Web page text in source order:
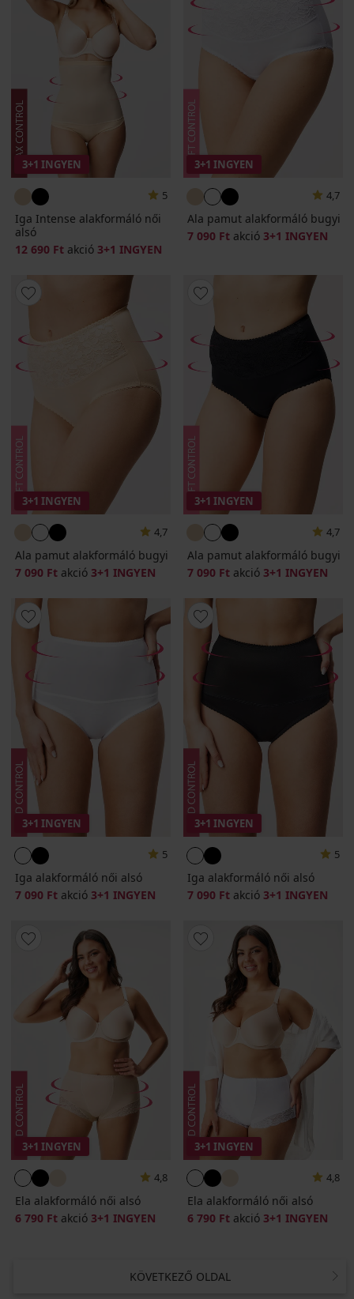
3+1 INGYEN
5
Iga Intense alakformáló női
alsó
12 690 Ft akció 3+1 INGYEN
3+1 INGYEN
4,7
Ala pamut alakformáló bugyi
7 090 Ft akció 3+1 INGYEN
3+1 INGYEN
4,7
Ala pamut alakformáló bugyi
7 090 Ft akció 3+1 INGYEN
3+1 INGYEN
4,7
Ala pamut alakformáló bugyi
7 090 Ft akció 3+1 INGYEN
3+1 INGYEN
5
Iga alakformáló női alsó
7 090 Ft akció 3+1 INGYEN
3+1 INGYEN
5
Iga alakformáló női alsó
7 090 Ft akció 3+1 INGYEN
3+1 INGYEN
4,8
Ela alakformáló női alsó
6 790 Ft akció 3+1 INGYEN
3+1 INGYEN
4,8
Ela alakformáló női alsó
6 790 Ft akció 3+1 INGYEN
KÖVETKEZŐ OLDAL